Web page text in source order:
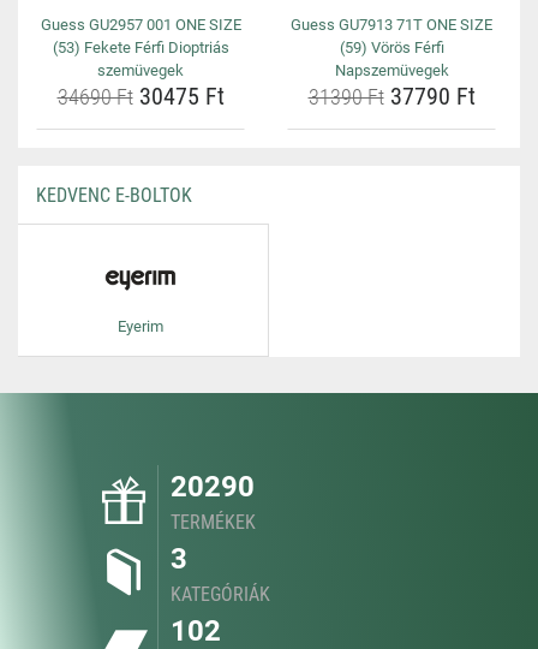
Guess GU2957 001 ONE SIZE
(53) Fekete Férfi Dioptriás
szemüvegek
34690 Ft30475 Ft
Guess GU7913 71T ONE SIZE
(59) Vörös Férfi
Napszemüvegek
31390 Ft37790 Ft
KEDVENC E-BOLTOK
Eyerim
20290
TERMÉKEK
3
KATEGÓRIÁK
102